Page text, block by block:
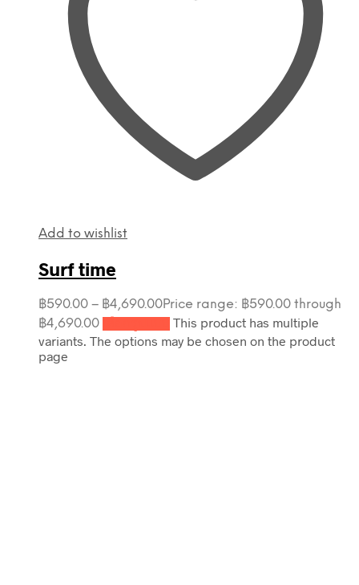
Add to wishlist
Surf time
฿590.00 – ฿4,690.00Price range: ฿590.00 through
฿4,690.00
This product has multiple
variants. The options may be chosen on the product
page